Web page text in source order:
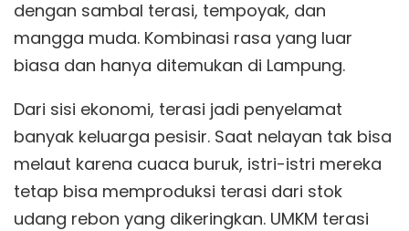
dengan sambal terasi, tempoyak, dan
mangga muda. Kombinasi rasa yang luar
biasa dan hanya ditemukan di Lampung.
Dari sisi ekonomi, terasi jadi penyelamat
banyak keluarga pesisir. Saat nelayan tak bisa
melaut karena cuaca buruk, istri-istri mereka
tetap bisa memproduksi terasi dari stok
udang rebon yang dikeringkan. UMKM terasi